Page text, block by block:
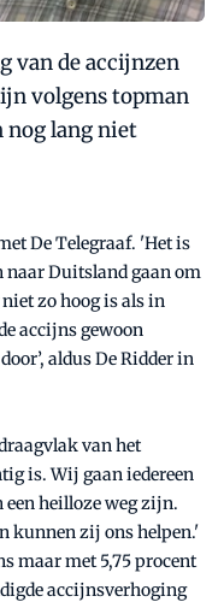
van de accijnzen
volgens topman
nog lang niet
De Telegraaf. 'Het is
naar Duitsland gaan om
zo hoog is als in
accijns gewoon
aldus De Ridder in
van het
is. Wij gaan iedereen
heilloze weg zijn.
kunnen zij ons helpen.'
maar met 5,75 procent
accijnsverhoging